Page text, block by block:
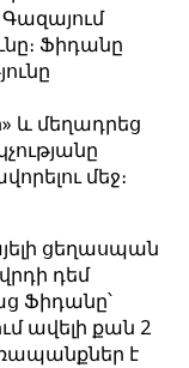
Ֆիդանը
և մեղադրեց
մեջ։
ցեղասպան
դեմ
Ֆիդանը՝
ավելի քան 2
է